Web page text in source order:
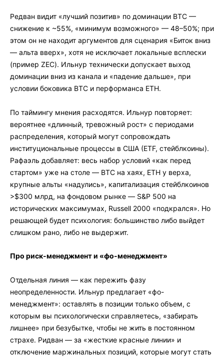
Редван видит «лучший позитив» по доминации BTC —
снижение к ~55%, «минимум возможного» — 48–50%; при
этом он не находит аргументов для сценария «Биток вниз
— альта вверх», хотя не исключает локальные всплески
(пример ZEC). Ильнур технически допускает выход
доминации вниз из канала и «падение дальше», при
условии боковика BTC и перформанса ETH.
По таймингу мнения расходятся. Ильнур повторяет:
вероятнее «длинный, тревожный рост» с периодами
распределения, который могут сопровождать
институциональные процессы в США (ETF, стейблкоины).
Рафаэль добавляет: весь набор условий «как перед
стартом» уже на столе — BTC на хаях, ETH у верха,
крупные альты «надулись», капитализация стейблкоинов
>$300 млрд, на фондовом рынке — S&P 500 на
исторических максимумах, Russell 2000 «подкрался». Но
решающей будет психология: большинство либо выйдет
слишком рано, либо не выдержит.
Про риск-менеджмент и «фо-менеджмент»
Отдельная линия — как пережить фазу
неопределенности. Ильнур предлагает «фо-
менеджмент»: оставлять в позиции только объем, с
которым вы психологически справляетесь, «забирать
лишнее» при безубытке, чтобы не жить в постоянном
страхе. Ридван — за «жесткие красные линии» и
отключение маржинальных позиций, которые могут стать